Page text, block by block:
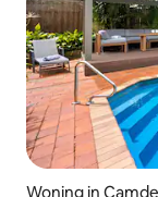
Woning in